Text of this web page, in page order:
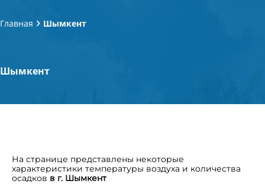
Главная Шымкент
Шымкент
На странице представлены некоторые
характеристики температуры воздуха и количества
осадков в г. Шымкент